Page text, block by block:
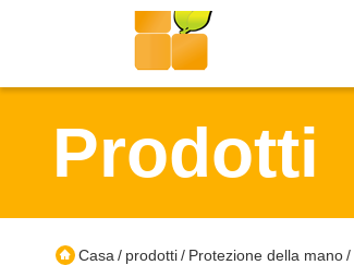
Prodotti
Casa / prodotti/ Protezione della mano/